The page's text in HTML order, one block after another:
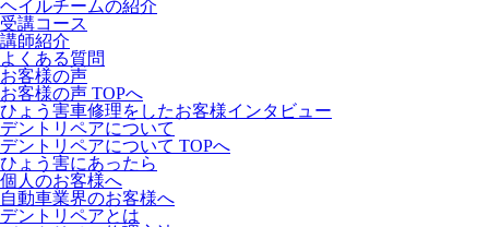
ヘイルチームの紹介
受講コース
講師紹介
よくある質問
お客様の声
お客様の声 TOPへ
ひょう害車修理をしたお客様インタビュー
デントリペアについて
デントリペアについて TOPへ
ひょう害にあったら
個人のお客様へ
自動車業界のお客様へ
デントリペアとは